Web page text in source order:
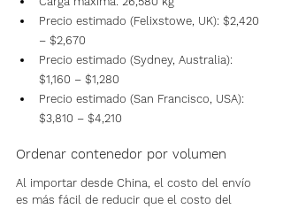
Precio estimado (Felixstowe, UK): $2,420
– $2,670
Precio estimado (Sydney, Australia):
$1,160 – $1,280
Precio estimado (San Francisco, USA):
$3,810 – $4,210
Ordenar contenedor por volumen
Al importar desde China, el costo del envío
es más fácil de reducir que el costo del